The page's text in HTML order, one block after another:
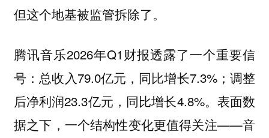
但这个地基被监管拆除了。
腾讯音乐2026年Q1财报透露了一个重要信
号：总收入79.0亿元，同比增长7.3%；调整
后净利润23.3亿元，同比增长4.8%。表面数
据之下，一个结构性变化更值得关注——音